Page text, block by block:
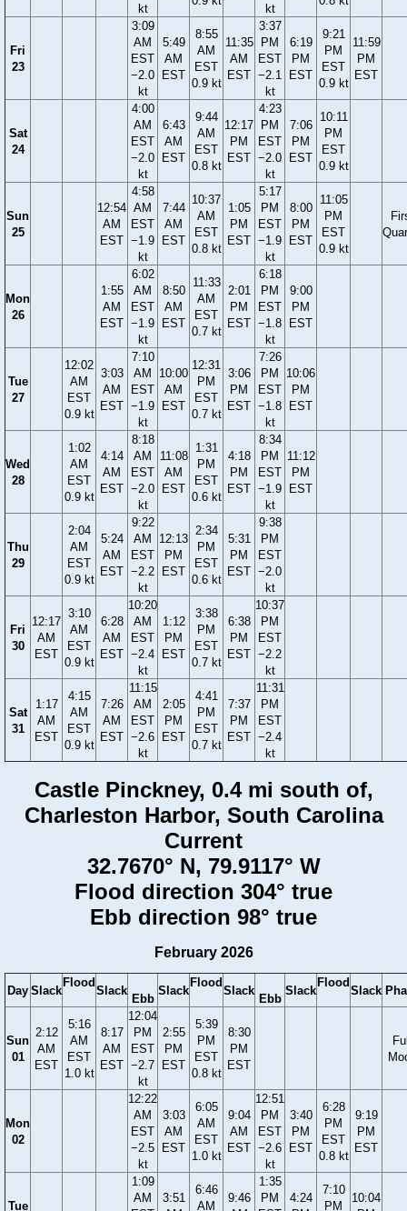
kt
kt
Fri
23
3:09
AM
EST
−2.0
kt
5:49
AM
EST
8:55
AM
EST
0.9 kt
11:35
AM
EST
3:37
PM
EST
−2.1
kt
6:19
PM
EST
9:21
PM
EST
0.9 kt
11:59
PM
EST
Sat
24
4:00
AM
EST
−2.0
kt
6:43
AM
EST
9:44
AM
EST
0.8 kt
12:17
PM
EST
4:23
PM
EST
−2.0
kt
7:06
PM
EST
10:11
PM
EST
0.9 kt
Sun
25
12:54
AM
EST
4:58
AM
EST
−1.9
kt
7:44
AM
EST
10:37
AM
EST
0.8 kt
1:05
PM
EST
5:17
PM
EST
−1.9
kt
8:00
PM
EST
11:05
PM
EST
0.9 kt
Mon
26
1:55
AM
EST
6:02
AM
EST
−1.9
kt
8:50
AM
EST
11:33
AM
EST
0.7 kt
2:01
PM
EST
6:18
PM
EST
−1.8
kt
9:00
PM
EST
Tue
27
12:02
AM
EST
0.9 kt
3:03
AM
EST
7:10
AM
EST
−1.9
kt
10:00
AM
EST
12:31
PM
EST
0.7 kt
3:06
PM
EST
7:26
PM
EST
−1.8
kt
10:06
PM
EST
Wed
28
1:02
AM
EST
0.9 kt
4:14
AM
EST
8:18
AM
EST
−2.0
kt
11:08
AM
EST
1:31
PM
EST
0.6 kt
4:18
PM
EST
8:34
PM
EST
−1.9
kt
11:12
PM
EST
Thu
29
2:04
AM
EST
0.9 kt
5:24
AM
EST
9:22
AM
EST
−2.2
kt
12:13
PM
EST
2:34
PM
EST
0.6 kt
5:31
PM
EST
9:38
PM
EST
−2.0
kt
Fri
30
12:17
AM
EST
3:10
AM
EST
0.9 kt
6:28
AM
EST
10:20
AM
EST
−2.4
kt
1:12
PM
EST
3:38
PM
EST
0.7 kt
6:38
PM
EST
10:37
PM
EST
−2.2
kt
Sat
31
1:17
AM
EST
4:15
AM
EST
0.9 kt
7:26
AM
EST
11:15
AM
EST
−2.6
kt
2:05
PM
EST
4:41
PM
EST
0.7 kt
7:37
PM
EST
11:31
PM
EST
−2.4
kt
Castle Pinckney, 0.4 mi south of,
Charleston Harbor, South Carolina
Current
32.7670° N, 79.9117° W
Flood direction 304° true
Ebb direction 98° true
February 2026
Day Slack
Flood
Slack
Ebb
Slack
Flood
Slack
Ebb
Slack
Flood
Slack
Sun
01
2:12
AM
EST
5:16
AM
EST
1.0 kt
8:17
AM
EST
12:04
PM
EST
−2.7
kt
2:55
PM
EST
5:39
PM
EST
0.8 kt
8:30
PM
EST
Mon
02
12:22
AM
EST
−2.5
kt
3:03
AM
EST
6:05
AM
EST
1.0 kt
9:04
AM
EST
12:51
PM
EST
−2.6
kt
3:40
PM
EST
6:28
PM
EST
0.8 kt
9:19
PM
EST
Tue
1:09
AM
3:51
6:46
AM
9:46
1:35
PM
4:24
7:10
PM
10:04